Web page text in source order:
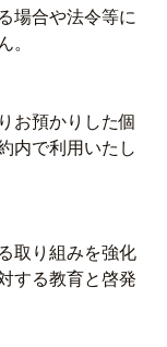
場合や法令等に
。
お預かりした個
内で利用いたし
取り組みを強化
する教育と啓発